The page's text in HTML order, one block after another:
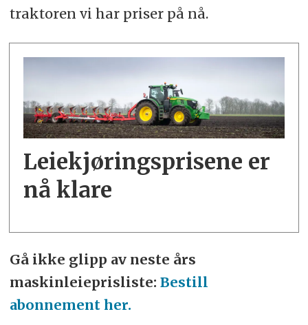
traktoren vi har priser på nå.
Leiekjøringsprisene er
nå klare
Gå ikke glipp av neste års
maskinleieprisliste: Bestill
abonnement her.